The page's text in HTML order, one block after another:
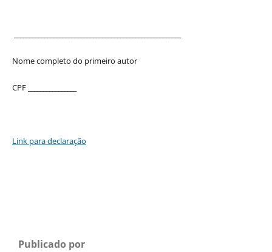
Nome completo do primeiro autor
CPF ________________
Link para declaração
Publicado por